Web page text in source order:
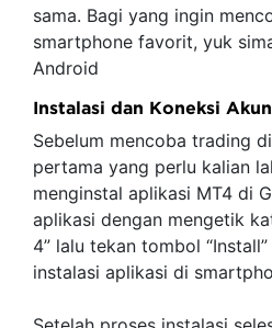
sama. Bagi yang ingin
smartphone favorit, yuk
Android
Instalasi dan Koneksi
Sebelum mencoba trading
pertama yang perlu kalian
menginstal aplikasi MT4 di
aplikasi dengan mengetik
4” lalu tekan tombol
instalasi aplikasi di